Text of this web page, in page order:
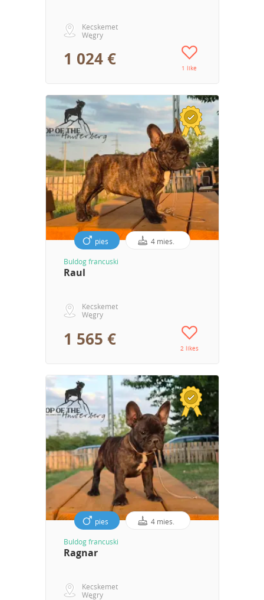
Kecskemet
Węgry
1 024 € 1 like
pies 4 mies.
Buldog francuski
Raul
Kecskemet
Węgry
1 565 € 2 likes
pies 4 mies.
Buldog francuski
Ragnar
Kecskemet
Węgry